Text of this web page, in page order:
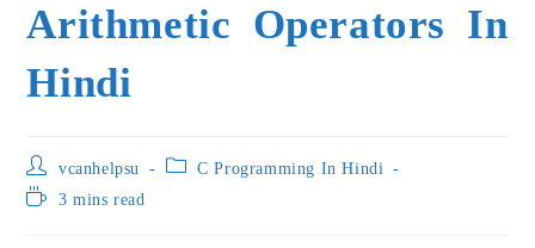
Arithmetic Operators In
Hindi
vcanhelpsu
C Programming In Hindi
3 mins read